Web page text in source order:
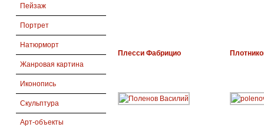
Пейзаж
Портрет
Натюрморт
Жанровая картина
Иконопись
Скульптура
Арт-объекты
Плесси Фабрицио